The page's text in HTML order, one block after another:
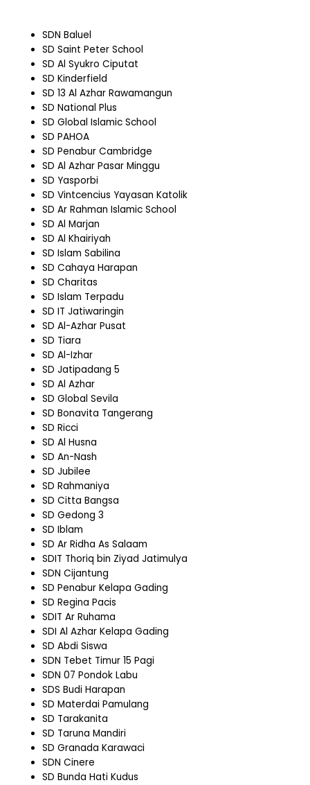
SDN Baluel
SD Saint Peter School
SD Al Syukro Ciputat
SD Kinderfield
SD 13 Al Azhar Rawamangun
SD National Plus
SD Global Islamic School
SD PAHOA
SD Penabur Cambridge
SD Al Azhar Pasar Minggu
SD Yasporbi
SD Vintcencius Yayasan Katolik
SD Ar Rahman Islamic School
SD Al Marjan
SD Al Khairiyah
SD Islam Sabilina
SD Cahaya Harapan
SD Charitas
SD Islam Terpadu
SD IT Jatiwaringin
SD Al-Azhar Pusat
SD Tiara
SD Al-Izhar
SD Jatipadang 5
SD Al Azhar
SD Global Sevila
SD Bonavita Tangerang
SD Ricci
SD Al Husna
SD An-Nash
SD Jubilee
SD Rahmaniya
SD Citta Bangsa
SD Gedong 3
SD Iblam
SD Ar Ridha As Salaam
SDIT Thoriq bin Ziyad Jatimulya
SDN Cijantung
SD Penabur Kelapa Gading
SD Regina Pacis
SDIT Ar Ruhama
SDI Al Azhar Kelapa Gading
SD Abdi Siswa
SDN Tebet Timur 15 Pagi
SDN 07 Pondok Labu
SDS Budi Harapan
SD Materdai Pamulang
SD Tarakanita
SD Taruna Mandiri
SD Granada Karawaci
SDN Cinere
SD Bunda Hati Kudus